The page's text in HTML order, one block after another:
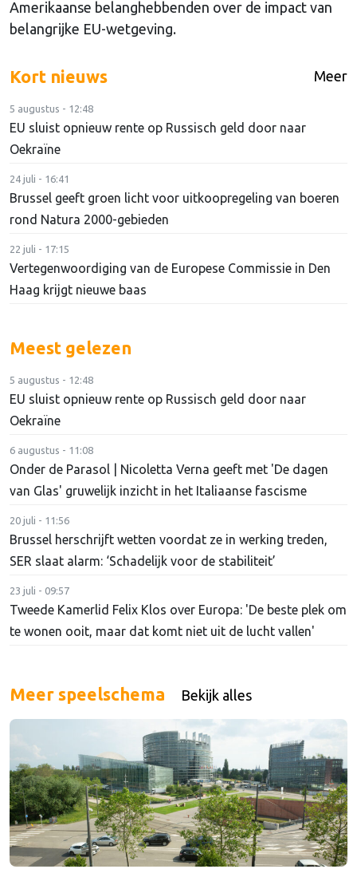
Amerikaanse belanghebbenden over de impact van
belangrijke EU-wetgeving.
Kort nieuws Meer
5 augustus - 12:48
EU sluist opnieuw rente op Russisch geld door naar
Oekraïne
24 juli - 16:41
Brussel geeft groen licht voor uitkoopregeling van boeren
rond Natura 2000-gebieden
22 juli - 17:15
Vertegenwoordiging van de Europese Commissie in Den
Haag krijgt nieuwe baas
Meest gelezen
5 augustus - 12:48
EU sluist opnieuw rente op Russisch geld door naar
Oekraïne
6 augustus - 11:08
Onder de Parasol | Nicoletta Verna geeft met 'De dagen
van Glas' gruwelijk inzicht in het Italiaanse fascisme
20 juli - 11:56
Brussel herschrijft wetten voordat ze in werking treden,
SER slaat alarm: ‘Schadelijk voor de stabiliteit’
23 juli - 09:57
Tweede Kamerlid Felix Klos over Europa: 'De beste plek om
te wonen ooit, maar dat komt niet uit de lucht vallen'
Meer speelschema Bekijk alles